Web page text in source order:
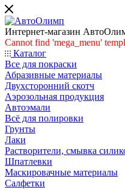
Интернет-магазин
Cannot find 'mega_menu'
Каталог
Все для покраски
Абразивные материалы
Двухсторонний скотч
Аэрозольная продукция
Автоэмали
Всё для полировки
Грунты
Лаки
Растворители, смывка
Шпатлевки
Маскировачные материалы
Салфетки